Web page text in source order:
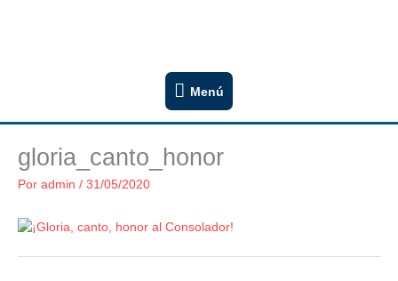
Menú
Menú
gloria_canto_honor
Por admin / 31/05/2020